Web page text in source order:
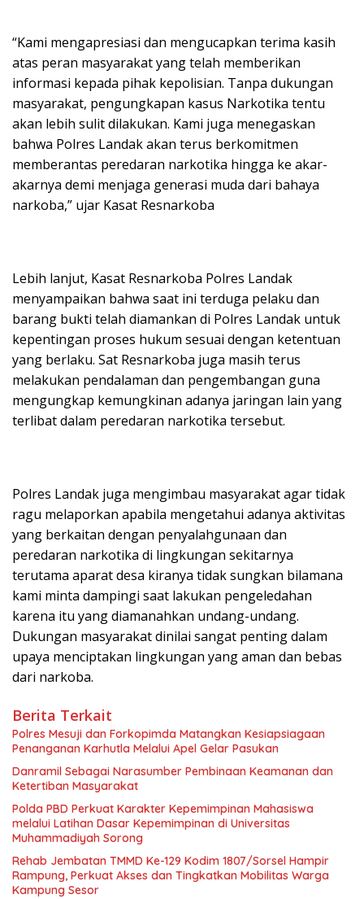
“Kami mengapresiasi dan mengucapkan terima kasih
atas peran masyarakat yang telah memberikan
informasi kepada pihak kepolisian. Tanpa dukungan
masyarakat, pengungkapan kasus Narkotika tentu
akan lebih sulit dilakukan. Kami juga menegaskan
bahwa Polres Landak akan terus berkomitmen
memberantas peredaran narkotika hingga ke akar-
akarnya demi menjaga generasi muda dari bahaya
narkoba,” ujar Kasat Resnarkoba
Lebih lanjut, Kasat Resnarkoba Polres Landak
menyampaikan bahwa saat ini terduga pelaku dan
barang bukti telah diamankan di Polres Landak untuk
kepentingan proses hukum sesuai dengan ketentuan
yang berlaku. Sat Resnarkoba juga masih terus
melakukan pendalaman dan pengembangan guna
mengungkap kemungkinan adanya jaringan lain yang
terlibat dalam peredaran narkotika tersebut.
Polres Landak juga mengimbau masyarakat agar tidak
ragu melaporkan apabila mengetahui adanya aktivitas
yang berkaitan dengan penyalahgunaan dan
peredaran narkotika di lingkungan sekitarnya
terutama aparat desa kiranya tidak sungkan bilamana
kami minta dampingi saat lakukan pengeledahan
karena itu yang diamanahkan undang-undang.
Dukungan masyarakat dinilai sangat penting dalam
upaya menciptakan lingkungan yang aman dan bebas
dari narkoba.
Berita Terkait
Polres Mesuji dan Forkopimda Matangkan Kesiapsiagaan
Penanganan Karhutla Melalui Apel Gelar Pasukan
Danramil Sebagai Narasumber Pembinaan Keamanan dan
Ketertiban Masyarakat
Polda PBD Perkuat Karakter Kepemimpinan Mahasiswa
melalui Latihan Dasar Kepemimpinan di Universitas
Muhammadiyah Sorong
Rehab Jembatan TMMD Ke-129 Kodim 1807/Sorsel Hampir
Rampung, Perkuat Akses dan Tingkatkan Mobilitas Warga
Kampung Sesor